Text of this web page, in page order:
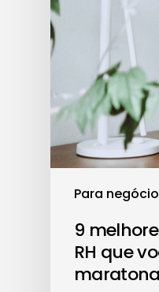
Para
9
RH que